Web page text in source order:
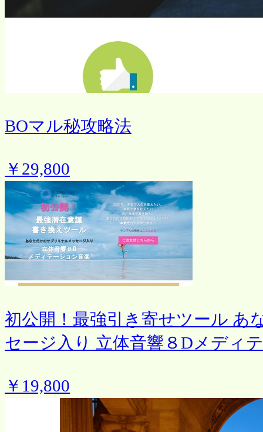
BOマル秘攻略法
￥29,800
初公開！最強引き寄せツール あ
セージ入り 立体音響８Dメディ
￥19,800